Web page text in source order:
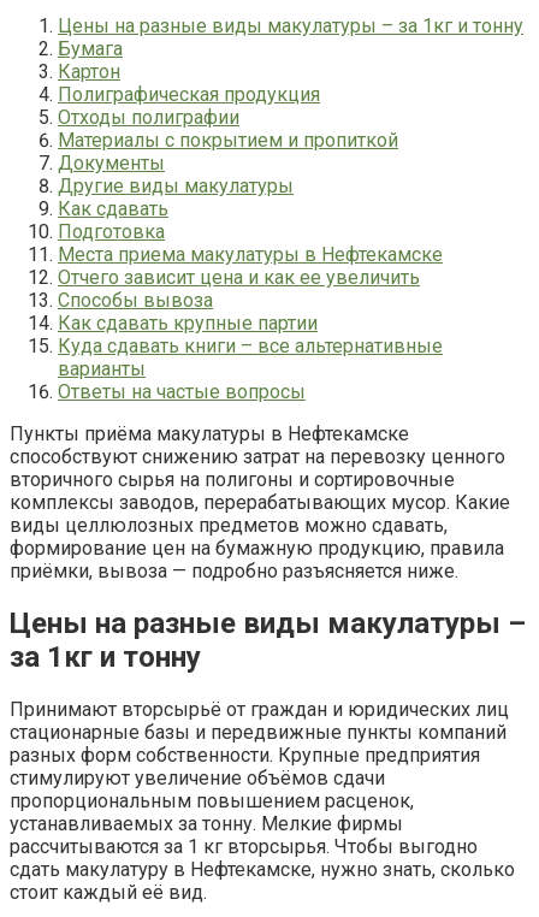
Цены на разные виды макулатуры – за 1кг и тонну
Бумага
Картон
Полиграфическая продукция
Отходы полиграфии
Материалы с покрытием и пропиткой
Документы
Другие виды макулатуры
Как сдавать
Подготовка
Места приема макулатуры в Нефтекамске
Отчего зависит цена и как ее увеличить
Способы вывоза
Как сдавать крупные партии
Куда сдавать книги – все альтернативные
варианты
Ответы на частые вопросы
Пункты приёма макулатуры в Нефтекамске
способствуют снижению затрат на перевозку ценного
вторичного сырья на полигоны и сортировочные
комплексы заводов, перерабатывающих мусор. Какие
виды целлюлозных предметов можно сдавать,
формирование цен на бумажную продукцию, правила
приёмки, вывоза — подробно разъясняется ниже.
Цены на разные виды макулатуры –
за 1кг и тонну
Принимают вторсырьё от граждан и юридических лиц
стационарные базы и передвижные пункты компаний
разных форм собственности. Крупные предприятия
стимулируют увеличение объёмов сдачи
пропорциональным повышением расценок,
устанавливаемых за тонну. Мелкие фирмы
рассчитываются за 1 кг вторсырья. Чтобы выгодно
сдать макулатуру в Нефтекамске, нужно знать, сколько
стоит каждый её вид.